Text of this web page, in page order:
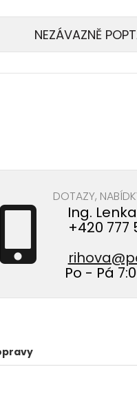
NEZÁVAZNĚ
DOTAZY,
Ing.
+420 777
Po - Pá